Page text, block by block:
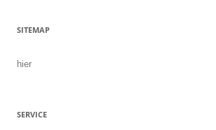
SITEMAP
hier
SERVICE